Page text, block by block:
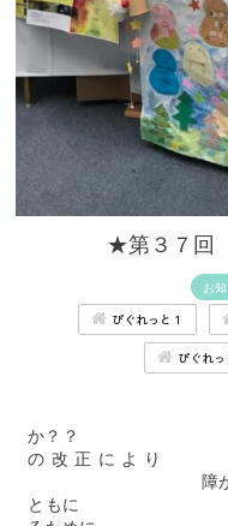
★第３７回
お
ぴぐれっと１
ぴぐれっ
障害者週
か？？ 平成１
の改
障がいのある
ともに 障が